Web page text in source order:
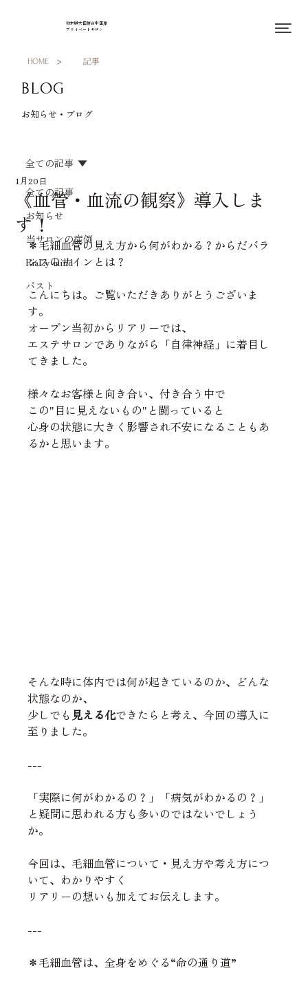
栃木県大田原市中田原
プライベートサロン
全ての記事
お知らせ
当サロンの症例
RiaLy mind
バスト
全ての記事
《血管・血流の観察》導入しま
す！
1月20日
＊毛細血管の見え方から何がわかる？からだバラ
ンスのサインとは？
こんにちは。ご覧いただきありがとうございま
す。
オープン当初からリアリーでは、
エステサロンでありながら「自律神経」に着目し
てきました。
様々なお客様と向き合い、付き合う中で
この"目に見えないもの"と闘っていると
心身の状態に大きく影響され不安になることもあ
るかと思います。
そんな時に体内では何が起きているのか、どんな
状態なのか、
少しでも 見える化できたらと考え、今回の導入に
至りました。
---
「実際に何がわかるの？」「病気がわかるの？」
と疑問に思われる方も多いのではないでしょう
か。
今回は、毛細血管について・見え方や考え方につ
いて、わかりやすく
リアリーの想いも加えてお伝えします。
---
＊毛細血管は、全身をめぐる“命の通り道”
HOME > 記事
BLOG
お知らせ・ブログ